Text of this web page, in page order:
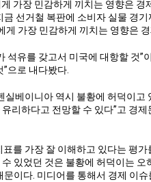
가장 민감하게 끼치는 영향은 경
선거철 복판에 소비자 실물 경
가장 민감하게 끼치는 영향은
석유를 갖고서 미국에 대항할 것”
으로 내다봤다.
베이니아 역시 불황에 허덕이고
리하다고 전망할 수 있다”고 경
를 가장 잘 이해하고 있다는 평가
있었던 것은 불황에 허덕이는 오
이다. 미디어를 통해서 경제 이